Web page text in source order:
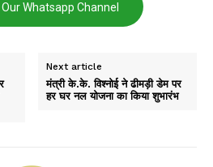
Whatsapp Channel
Next article
मंत्री के.के. विश्नोई ने ढीमड़ी डेम पर
हर घर नल योजना का किया शुभारंभ